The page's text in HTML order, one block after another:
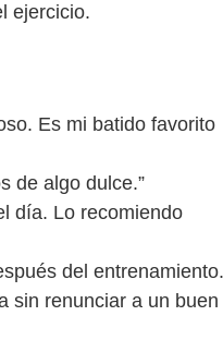
ejercicio.
Es mi batido favorito
de algo dulce.”
día. Lo recomiendo
del
sin renunciar a un buen